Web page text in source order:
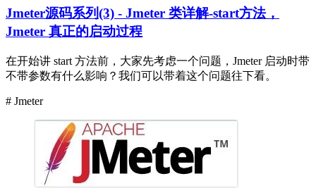
Jmeter源码系列(3) - Jmeter 类详解-start方法，
Jmeter 真正的启动过程
在开始讲 start 方法前，大家先考虑一个问题，Jmeter 启动时带
不带参数有什么影响？我们可以带着这个问题往下看。
# Jmeter